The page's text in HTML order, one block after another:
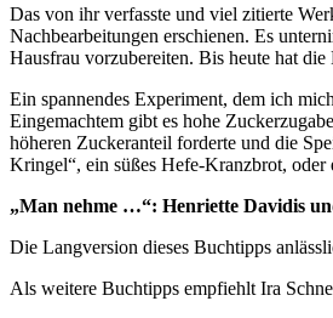
Das von ihr verfasste und viel zitierte
Nachbearbeitungen erschienen. Es
Hausfrau vorzubereiten. Bis heute hat
Ein spannendes Experiment, dem ich
Eingemachtem gibt es hohe
höheren Zuckeranteil forderte und die
Kringel“, ein süßes Hefe-Kranzbrot,
„Man nehme …“: Henriette Davidis
Die Langversion dieses Buchtipps
Als weitere Buchtipps empfiehlt Ira